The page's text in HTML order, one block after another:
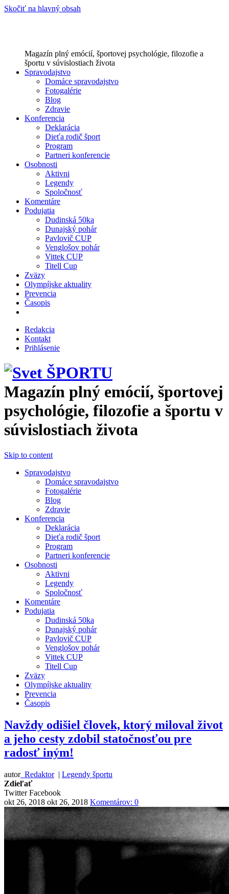
Skočiť na hlavný obsah
Magazín plný emócií, športovej psychológie, filozofie a
športu v súvislostiach života
Spravodajstvo
Domáce spravodajstvo
Fotogalérie
Blog
Zdravie
Konferencia
Deklarácia
Dieťa rodič šport
Program
Partneri konferencie
Osobnosti
Aktivni
Legendy
Spoločnosť
Komentáre
Podujatia
Dudinská 50ka
Dunajský pohár
Pavlovič CUP
Venglošov pohár
Vittek CUP
Titell Cup
Zväzy
Olympíjske aktuality
Prevencia
Časopis
Redakcia
Kontakt
Prihlásenie
Magazín plný emócií, športovej
psychológie, filozofie a športu v
súvislostiach života
Skip to content
Spravodajstvo
Domáce spravodajstvo
Fotogalérie
Blog
Zdravie
Konferencia
Deklarácia
Dieťa rodič šport
Program
Partneri konferencie
Osobnosti
Aktivni
Legendy
Spoločnosť
Komentáre
Podujatia
Dudinská 50ka
Dunajský pohár
Pavlovič CUP
Venglošov pohár
Vittek CUP
Titell Cup
Zväzy
Olympíjske aktuality
Prevencia
Časopis
Navždy odišiel človek, ktorý miloval život
a jeho cesty zdobil statočnosťou pre
radosť iným!
autor Redaktor | Legendy športu
Zdieľať
Twitter Facebook
okt 26, 2018 okt 26, 2018 Komentárov: 0